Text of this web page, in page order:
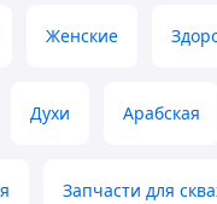
Женские
Духи Арабская
Запчасти для